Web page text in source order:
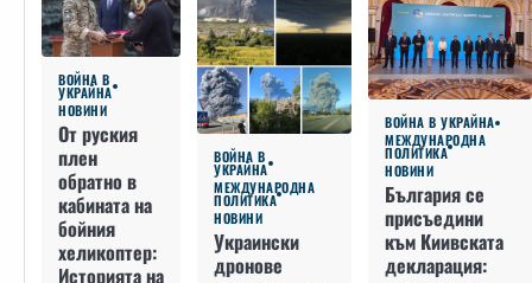
ВОЙНА В
УКРАЙНА
НОВИНИ
От руския
плен
обратно в
кабината на
бойния
хеликоптер:
Историята на
ВОЙНА В
УКРАЙНА
МЕЖДУНАРОДНА
ПОЛИТИКА
НОВИНИ
Украински
дронове
ВОЙНА В УКРАЙНА
МЕЖДУНАРОДНА
ПОЛИТИКА
НОВИНИ
България се
присъедини
към Киивската
декларация: